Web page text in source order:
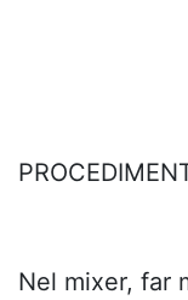
Nel mixer, far